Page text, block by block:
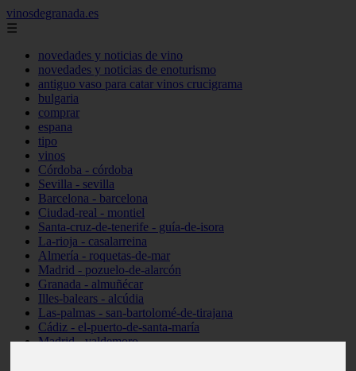
vinosdegranada.es
☰
novedades y noticias de vino
novedades y noticias de enoturismo
antiguo vaso para catar vinos crucigrama
bulgaria
comprar
espana
tipo
vinos
Córdoba - córdoba
Sevilla - sevilla
Barcelona - barcelona
Ciudad-real - montiel
Santa-cruz-de-tenerife - guía-de-isora
La-rioja - casalarreina
Almería - roquetas-de-mar
Madrid - pozuelo-de-alarcón
Granada - almuñécar
Illes-balears - alcúdia
Las-palmas - san-bartolomé-de-tirajana
Cádiz - el-puerto-de-santa-maría
Madrid - valdemoro